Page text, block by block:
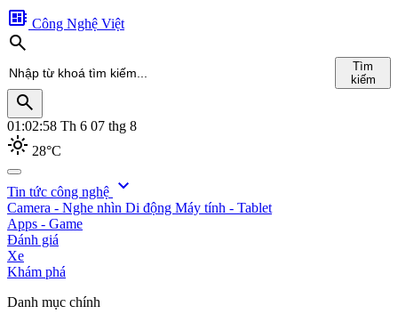
developer_board Công Nghệ Việt
search
Tìm
kiếm
search
01:02:59 Th 6 07 thg 8
light_mode 28°C
search
Tin tức công nghệ expand_more
Camera - Nghe nhìn Di động Máy tính - Tablet
Apps - Game
Đánh giá
Xe
Khám phá
Danh mục chính